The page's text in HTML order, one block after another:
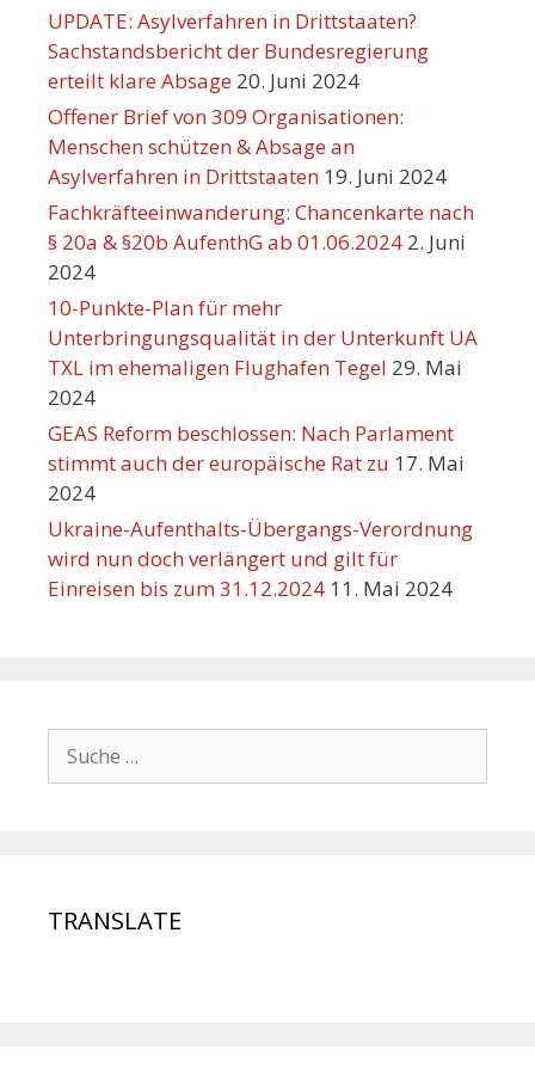
UPDATE: Asylverfahren in Drittstaaten?
Sachstandsbericht der Bundesregierung
erteilt klare Absage 20. Juni 2024
Offener Brief von 309 Organisationen:
Menschen schützen & Absage an
Asylverfahren in Drittstaaten 19. Juni 2024
Fachkräfteeinwanderung: Chancenkarte nach
§ 20a & §20b AufenthG ab 01.06.2024 2. Juni
2024
10-Punkte-Plan für mehr
Unterbringungsqualität in der Unterkunft UA
TXL im ehemaligen Flughafen Tegel 29. Mai
2024
GEAS Reform beschlossen: Nach Parlament
stimmt auch der europäische Rat zu 17. Mai
2024
Ukraine-Aufenthalts-Übergangs-Verordnung
wird nun doch verlängert und gilt für
Einreisen bis zum 31.12.2024 11. Mai 2024
TRANSLATE